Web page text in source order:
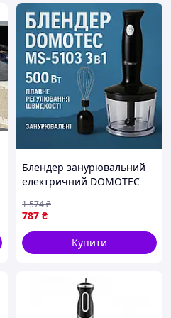
Блендер занурювальний
електричний DOMOTEC
для дитячого пюре кухня
XS-54
787 ₴
1 574₴
Купити